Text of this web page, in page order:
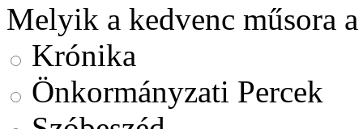
Melyik a kedvenc műsora
Krónika
Önkormányzati Percek